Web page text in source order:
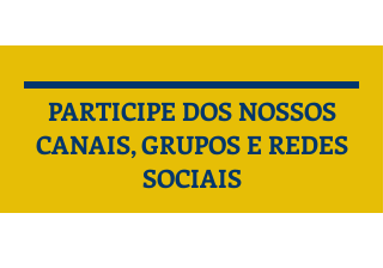
PARTICIPE DOS NOSSOS
CANAIS, GRUPOS E REDES
SOCIAIS